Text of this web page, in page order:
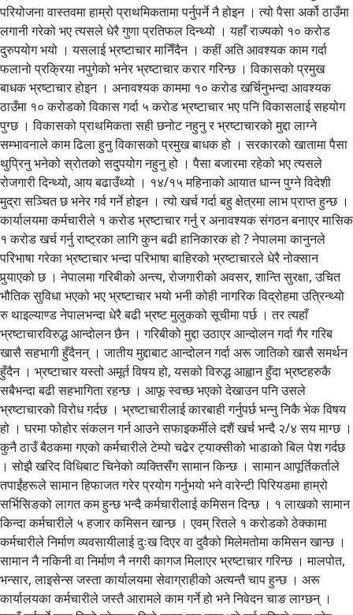
परियोजना वास्तवमा हाम्रो प्राथमिकतामा पर्नुपर्ने नै होइन । त्यो पैसा अर्को ठाउँमा
लगानी गरेको भए त्यसले धेरै गुणा प्रतिफल दिन्थ्यो । यहाँ राज्यको १० करोड
दुरुपयोग भयो । यसलाई भ्रष्टाचार मानिँदैन । कहीं अति आवश्यक काम गर्दा
फलानो प्रक्रिया नपुगेको भनेर भ्रष्टाचार करार गरिन्छ । विकासको प्रमुख
बाधक भ्रष्टाचार होइन । अनावश्यक काममा १० करोड खर्चिनुभन्दा आवश्यक
ठाउँमा १० करोडको विकास गर्दा ५ करोड भ्रष्टाचार भए पनि विकासलाई सहयोग
पुग्छ । विकासको प्राथमिकता सही छनोट नहुनु र भ्रष्टाचारको मुद्दा लाग्ने
सम्भावनाले काम ढिला हुनु विकासको प्रमुख बाधक हो । सरकारको खातामा पैसा
थुप्रिनु भनेको स्रोतको सदुपयोग नहुनु हो । पैसा बजारमा रहेको भए त्यसले
रोजगारी दिन्थ्यो, आय बढाउँथ्यो । १४/१५ महिनाको आयात धान्न पुग्ने विदेशी
मुद्रा सञ्चित छ भनेर गर्व गर्ने होइन । त्यो खर्च गर्दा बहु क्षेत्रमा लाभ प्राप्त हुन्छ ।
कार्यालयमा कर्मचारीले १ करोड भ्रष्टाचार गर्नु र अनावश्यक संगठन बनाएर मासिक
१ करोड खर्च गर्नु राष्ट्रका लागि कुन बढी हानिकारक हो ? नेपालमा कानुनले
परिभाषा गरेका भ्रष्टाचार भन्दा परिभाषा बाहिरको भ्रष्टाचारले धेरै नोक्सान
पुर्‍याएको छ । नेपालमा गरिबीको अन्त्य, रोजगारीको अवसर, शान्ति सुरक्षा, उचित
भौतिक सुविधा भएको भए भ्रष्टाचार भयो भनी कोही नागरिक विद्रोहमा उत्रिन्थ्यो
रु थाइल्याण्ड नेपालभन्दा धेरै बढी भ्रष्ट मुलुकको सूचीमा पर्छ । तर त्यहाँ
भ्रष्टाचारविरुद्ध आन्दोलन छैन । गरिबीको मुद्दा उठाएर आन्दोलन गर्दा गैर गरिब
खासै सहभागी हुँदैनन् । जातीय मुद्दाबाट आन्दोलन गर्दा अरू जातिको खासै समर्थन
हुँदैन । भ्रष्टाचार यस्तो अमूर्त विषय हो, यसको विरुद्ध आह्वान हुँदा भ्रष्टहरुकै
सबैभन्दा बढी सहभागिता रहन्छ । आफू स्वच्छ भएको देखाउन पनि उसले
भ्रष्टाचारको विरोध गर्दछ । भ्रष्टाचारीलाई कारबाही गर्नुपर्छ भन्नु निकै भेक विषय
हो । घरमा फोहोर संकलन गर्न आउने सफाइकर्मीले दशैं खर्च भन्दै २/४ सय माग्छ ।
कुनै ठाउँ बैठकमा गएको कर्मचारीले टेम्पो चढेर ट्याक्सीको भाडाको बिल पेश गर्दछ
। सोझै खरिद विधिबाट चिनेको व्यक्तिसँग सामान किन्छ । सामान आपूर्तिकर्ताले
तपाईंहरूले सामान हिफाजत गरेर प्रयोग गर्नुभयो भने वारेन्टी पिरियडमा हाम्रो
सर्भिसिङको लागत कम हुन्छ भन्दै कर्मचारीलाई कमिसन दिन्छ । १ लाखको सामान
किन्दा कर्मचारीले ५ हजार कमिसन खान्छ । एवम् रितले १ करोडको ठेक्कामा
कर्मचारीले निर्माण व्यवसायीलाई दुःख दिएर वा दुवैको मिलेमतोमा कमिसन खान्छ ।
सामान नै नकिनी वा निर्माण नै नगरी कागज मिलाएर भ्रष्टाचार गरिन्छ । मालपोत,
भन्सार, लाइसेन्स जस्ता कार्यालयमा सेवाग्राहीको अत्यन्तै चाप हुन्छ । अरू
कार्यालयका कर्मचारीले जस्तै आरामले काम गर्ने हो भने निवेदन चाङ लाग्छन् ।